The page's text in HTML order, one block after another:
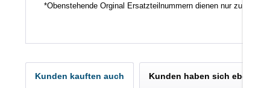
*Obenstehende Orginal Ersatzteilnummern dienen nur zu
Kunden kauften auch Kunden haben sich ebenfalls